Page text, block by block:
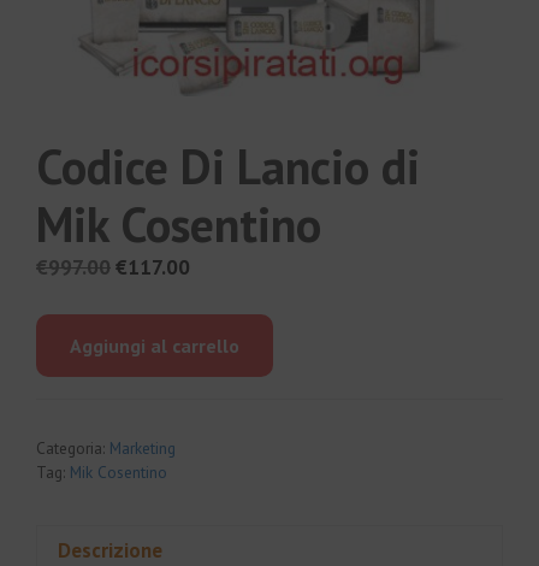
Codice Di Lancio di
Mik Cosentino
€997.00Il
era:
€117.00
è:
Aggiungi al carrello
Categoria: Marketing
Tag: Mik Cosentino
Descrizione